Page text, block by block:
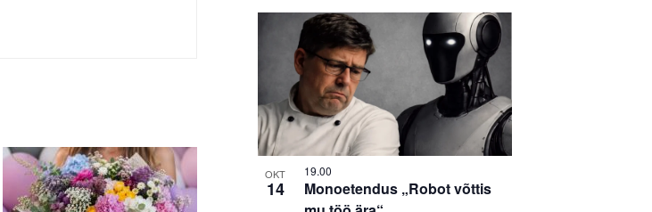
OKT
14
Monoetendus „Robot võttis
19.00